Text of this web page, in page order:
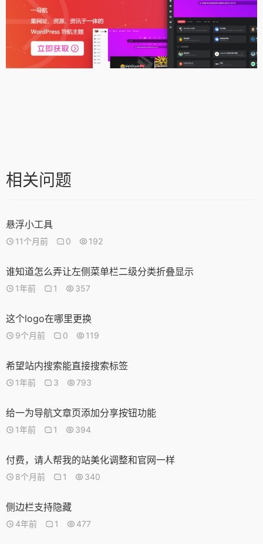
相关问题
悬浮小工具
11个月前 0 192
谁知道怎么弄让左侧菜单栏二级分类折叠显示
1年前 1 357
这个logo在哪里更换
9个月前 0 119
希望站内搜索能直接搜索标签
1年前 3 793
给一为导航文章页添加分享按钮功能
1年前 1 394
付费，请人帮我的站美化调整和官网一样
8个月前 1 340
侧边栏支持隐藏
4年前 1 477